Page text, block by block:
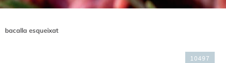
bacalla esqueixat
10497